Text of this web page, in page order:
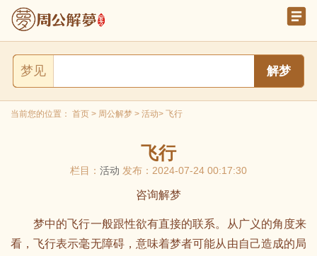
梦见
当前您的位置： 首页 > 周公解梦 > 活动> 飞行
飞行
栏目： 活动 发布：2024-07-24 00:17:30
咨询解梦
梦中的飞行一般跟性欲有直接的联系。从广义的角度来
看，飞行表示毫无障碍，意味着梦者可能从由自己造成的局